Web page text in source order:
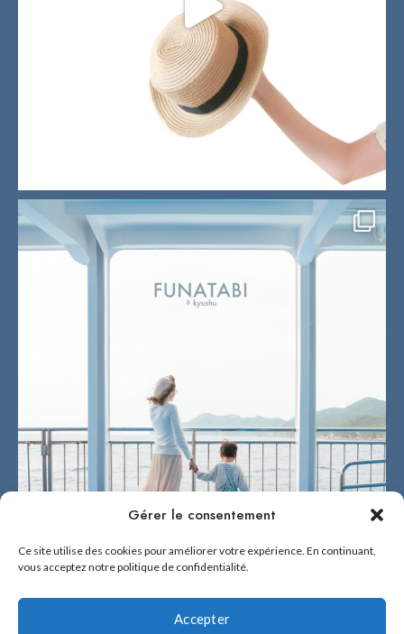
Gérer le consentement
Ce site utilise des cookies pour améliorer votre expérience. En continuant,
vous acceptez notre politique de confidentialité.
Accepter